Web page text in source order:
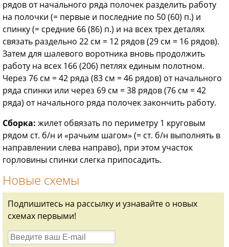
рядов от начального ряда полочек разделить работу
на полочки (= первые и последние по 50 (60) п.) и
спинку (= средние 66 (86) п.) и на всех трех деталях
связать раздельно 22 см = 12 рядов (29 см = 16 рядов).
Затем для шалевого воротника вновь продолжить
работу на всех 166 (206) петлях единым полотном.
Через 76 см = 42 ряда (83 см = 46 рядов) от начального
ряда спинки или через 69 см = 38 рядов (76 см = 42
ряда) от начального ряда полочек закончить работу.
Сборка: жилет обвязать по периметру 1 круговым
рядом ст. б/н и «рачьим шагом» (= ст. б/н выполнять в
направлении слева направо), при этом участок
горловины спинки слегка припосадить.
Новые схемы
Подпишитесь на рассылку и узнавайте о новых
схемах первыми!